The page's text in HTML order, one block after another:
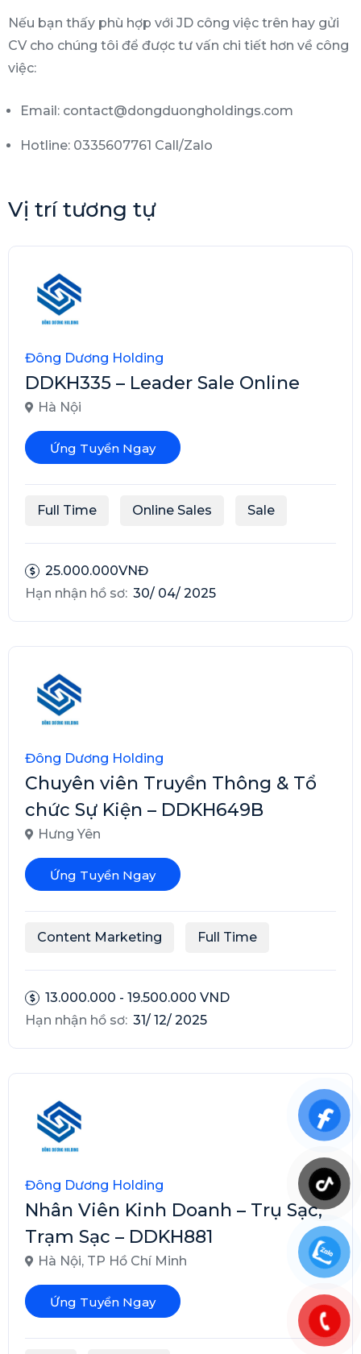
Nếu bạn thấy phù hợp với JD công việc trên hay gửi
CV cho chúng tôi để được tư vấn chi tiết hơn về công
việc:
Email: contact@dongduongholdings.com
Hotline: 0335607761 Call/Zalo
Vị trí tương tự
Đông Dương Holding
DDKH335 – Leader Sale Online
Hà Nội
Ứng Tuyển Ngay
Full Time Online Sales Sale
25.000.000VNĐ
Hạn nhận hồ sơ: 30/ 04/ 2025
Đông Dương Holding
Chuyên viên Truyền Thông & Tổ
chức Sự Kiện – DDKH649B
Hưng Yên
Ứng Tuyển Ngay
Content Marketing Full Time
13.000.000 - 19.500.000 VND
Hạn nhận hồ sơ: 31/ 12/ 2025
Đông Dương Holding
Nhân Viên Kinh Doanh – Trụ Sạc,
Trạm Sạc – DDKH881
Hà Nội, TP Hồ Chí Minh
Ứng Tuyển Ngay